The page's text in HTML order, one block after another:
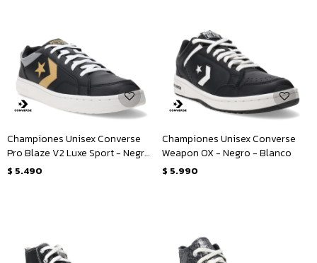
Championes Unisex Converse
Pro Blaze V2 Luxe Sport - Negro
- Dorado - Gris
$ 5.490
Championes Unisex Converse
Weapon OX - Negro - Blanco
$ 5.990